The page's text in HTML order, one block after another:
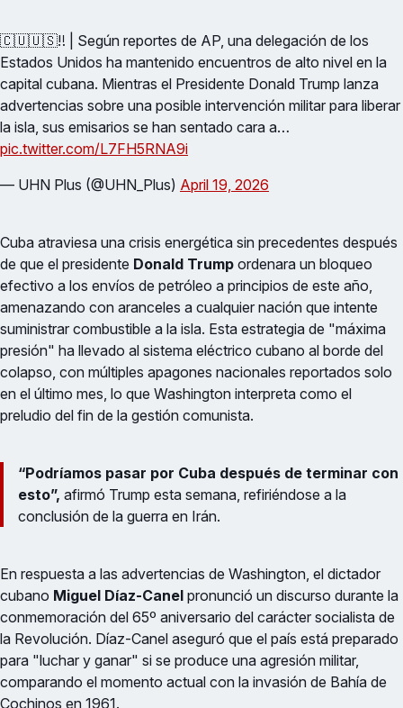
🇨🇺🇺🇸‼️ | Según reportes de AP, una delegación de los
Estados Unidos ha mantenido encuentros de alto nivel en la
capital cubana. Mientras el Presidente Donald Trump lanza
advertencias sobre una posible intervención militar para liberar
la isla, sus emisarios se han sentado cara a…
pic.twitter.com/L7FH5RNA9i
— UHN Plus (@UHN_Plus) April 19, 2026
Cuba atraviesa una crisis energética sin precedentes después
de que el presidente Donald Trump ordenara un bloqueo
efectivo a los envíos de petróleo a principios de este año,
amenazando con aranceles a cualquier nación que intente
suministrar combustible a la isla. Esta estrategia de "máxima
presión" ha llevado al sistema eléctrico cubano al borde del
colapso, con múltiples apagones nacionales reportados solo
en el último mes, lo que Washington interpreta como el
preludio del fin de la gestión comunista.
“Podríamos pasar por Cuba después de terminar con
esto”, afirmó Trump esta semana, refiriéndose a la
conclusión de la guerra en Irán.
En respuesta a las advertencias de Washington, el dictador
cubano Miguel Díaz-Canel pronunció un discurso durante la
conmemoración del 65º aniversario del carácter socialista de
la Revolución. Díaz-Canel aseguró que el país está preparado
para "luchar y ganar" si se produce una agresión militar,
comparando el momento actual con la invasión de Bahía de
Cochinos en 1961.